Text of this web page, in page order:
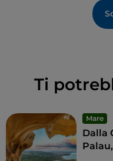
Ti
Mare
Dalla